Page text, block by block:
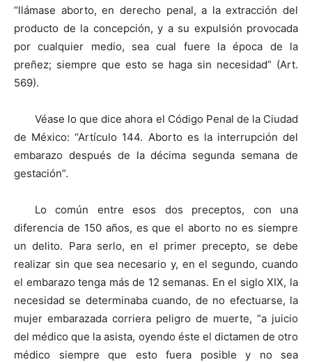
“llámase aborto, en derecho penal, a la extracción del
producto de la concepción, y a su expulsión provocada
por cualquier medio, sea cual fuere la época de la
preñez; siempre que esto se haga sin necesidad” (Art.
569).
Véase lo que dice ahora el Código Penal de la Ciudad
de México: “Artículo 144. Aborto es la interrupción del
embarazo después de la décima segunda semana de
gestación”.
Lo común entre esos dos preceptos, con una
diferencia de 150 años, es que el aborto no es siempre
un delito. Para serlo, en el primer precepto, se debe
realizar sin que sea necesario y, en el segundo, cuando
el embarazo tenga más de 12 semanas. En el siglo XIX, la
necesidad se determinaba cuando, de no efectuarse, la
mujer embarazada corriera peligro de muerte, “a juicio
del médico que la asista, oyendo éste el dictamen de otro
médico siempre que esto fuera posible y no sea